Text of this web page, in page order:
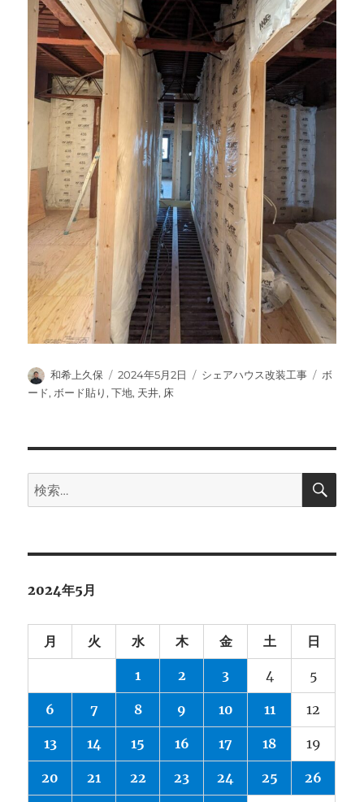
投
稿
和希上久保
投
稿
2024年5月2日
カ
シェアハウス改装工事
タ
ボ
ード, ボード貼り ,下地, 天井, 床
検
索:
検
2024年5月
月 火 水 木 金 土 日
1 2 3 4 5
6 7 8 9 10 11 12
13 14 15 16 17 18 19
20 21 22 23 24 25 26